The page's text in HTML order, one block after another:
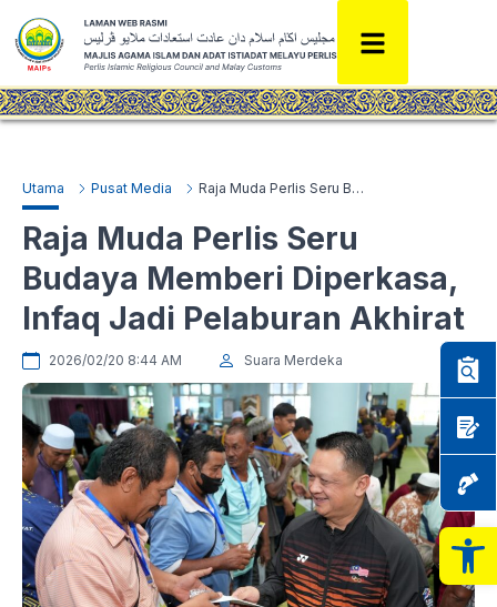
Utama Pusat Media Raja Muda Perlis Seru Budaya Memberi Diperkasa, Infaq Jadi Pelaburan Akhirat
Raja Muda Perlis Seru
Budaya Memberi Diperkasa,
Infaq Jadi Pelaburan Akhirat
2026/02/20 8:44 AM Suara Merdeka